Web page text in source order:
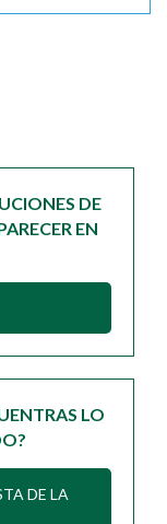
DE
EN
LO
DE LA